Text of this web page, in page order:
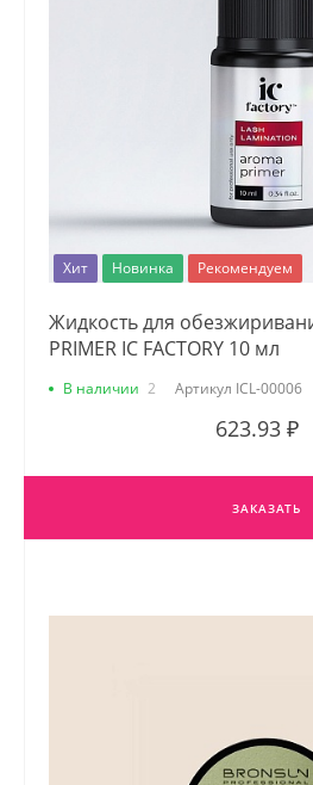
Хит Новинка Рекомендуем
Жидкость для
PRIMER IC FACTORY 10 мл
В наличии 2 Артикул ICL-00006
623.93 ₽
ЗАКАЗАТЬ